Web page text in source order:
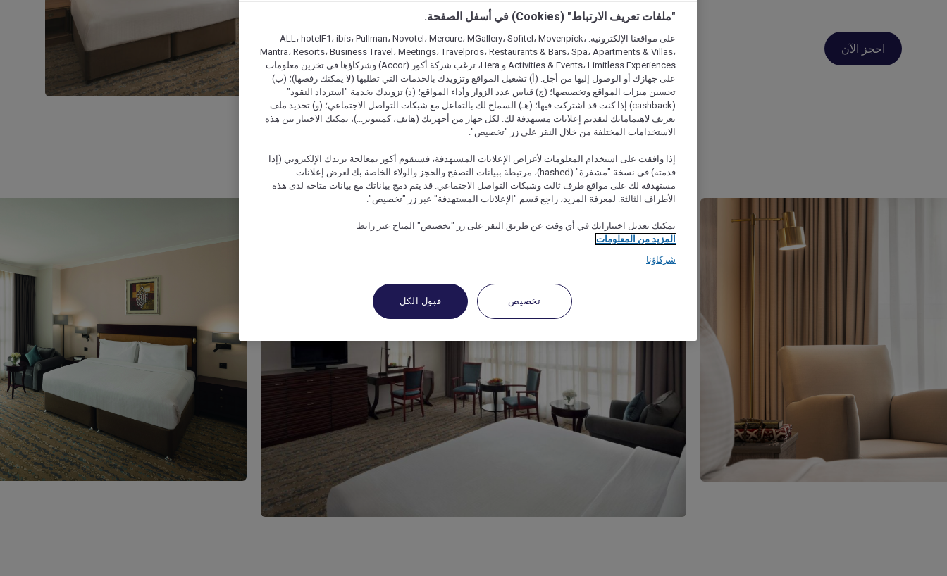
احجز الآن
"ملفات تعريف الارتباط" (Cookies) في أسفل الصفحة.
على مواقعنا الإلكترونية: ALL، hotelF1، ibis، Pullman، Novotel، Mercure، MGallery، Sofitel، Movenpick،
Mantra، Resorts، Business Travel، Meetings، Travelpros، Restaurants & Bars، Spa، Apartments & Villas،
Activities & Events، Limitless Experiences و Hera، ترغب شركة أكور (Accor) وشركاؤها في تخزين معلومات
على جهازك أو الوصول إليها من أجل: (أ) تشغيل المواقع وتزويدك بالخدمات التي تطلبها (لا يمكنك رفضها)؛ (ب)
تحسين ميزات المواقع وتخصيصها؛ (ج) قياس عدد الزوار وأداء المواقع؛ (د) تزويدك بخدمة "استرداد النقود"
(cashback) إذا كنت قد اشتركت فيها؛ (هـ) السماح لك بالتفاعل مع شبكات التواصل الاجتماعي؛ (و) تحديد ملف
تعريف لاهتماماتك لتقديم إعلانات مستهدفة لك. لكل جهاز من أجهزتك (هاتف، كمبيوتر...)، يمكنك الاختيار بين هذه
الاستخدامات المختلفة من خلال النقر على زر "تخصيص".
إذا وافقت على استخدام المعلومات لأغراض الإعلانات المستهدفة، فستقوم أكور بمعالجة بريدك الإلكتروني (إذا
قدمته) في نسخة "مشفرة" (hashed)، مرتبطة ببيانات التصفح والحجز والولاء الخاصة بك لعرض إعلانات
مستهدفة لك على مواقع طرف ثالث وشبكات التواصل الاجتماعي. قد يتم دمج بياناتك مع بيانات متاحة لدى هذه
الأطراف الثالثة. لمعرفة المزيد، راجع قسم "الإعلانات المستهدفة" عبر زر "تخصيص".
يمكنك تعديل اختياراتك في أي وقت عن طريق النقر على زر "تخصيص" المتاح عبر رابط
المزيد من المعلومات
شركاؤنا
تخصيص قبول الكل